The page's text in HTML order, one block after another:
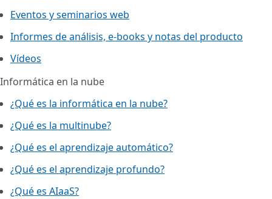
Eventos y seminarios web
Informes de análisis, e-books y notas del producto
Vídeos
Informática en la nube
¿Qué es la informática en la nube?
¿Qué es la multinube?
¿Qué es el aprendizaje automático?
¿Qué es el aprendizaje profundo?
¿Qué es AIaaS?